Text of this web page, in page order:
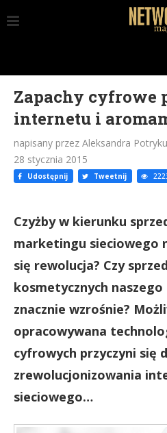
Zapachy cyfrowe
internetu i
napisany przez Aleksandra
28 stycznia 2015
Udostępnij Tweetnij
Czyżby w kierunku
marketingu sieciowego
się rewolucja? Czy
kosmetycznych
znacznie wzrośnie?
opracowywana
cyfrowych przyczyni się
zrewolucjonizowania
sieciowego…